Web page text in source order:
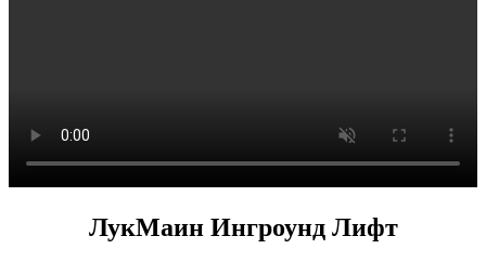
ЛукМаин Ингроунд Лифт